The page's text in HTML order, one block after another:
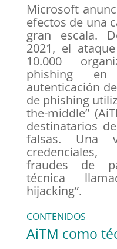
Microsoft
efectos de una
gran escala.
2021, el
10.000
phishing
autenticación
de phishing
the-middle”
destinatarios
falsas. Una
fraudes de
técnica
hijacking”.
CONTENIDOS
AiTM como